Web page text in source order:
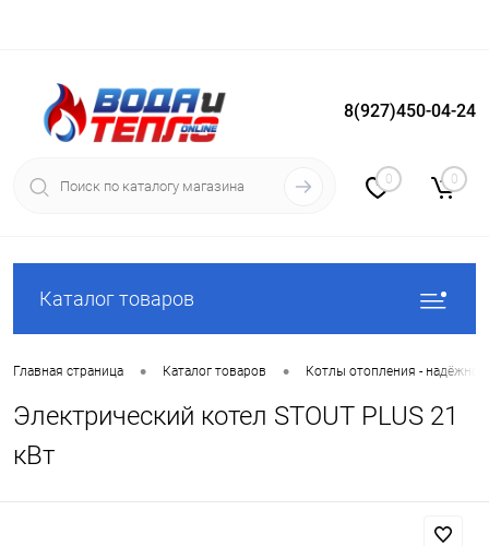
Вход Регистрация
8(927)450-04-24
0 0
Каталог товаров
Главная страница • Каталог товаров • Котлы отопления -
Электрический котел STOUT PLUS 21
кВт